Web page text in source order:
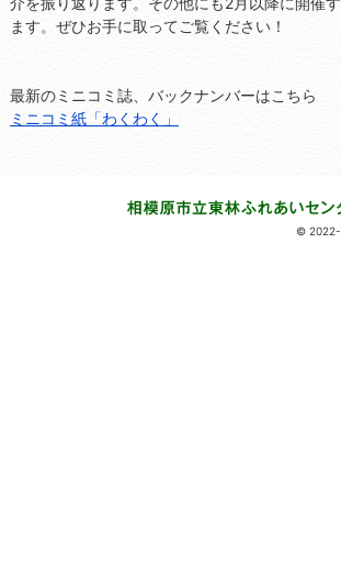
ます。ぜひお手に取ってご覧ください！
最新のミニコミ誌、バックナンバーはこちら
ミニコミ紙「わくわく」
© 2022-